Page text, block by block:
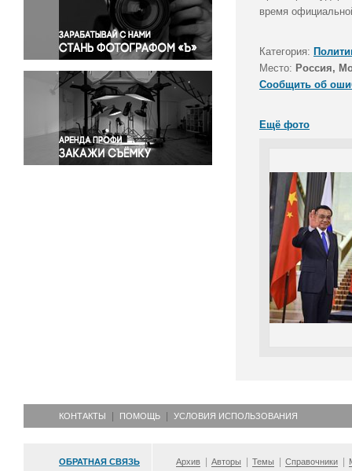
Правосудие
Происшествия и конфликты
Религия
Светская жизнь
Спорт
Экология
Экономика и бизнес
время
Категория:
Место: Россия,
Сообщить об
Ещё фото
КОНТАКТЫ ПОМОЩЬ УСЛОВИЯ ИСПОЛЬЗОВАНИЯ
ОБРАТНАЯ СВЯЗЬ Архив Авторы Темы Справочники